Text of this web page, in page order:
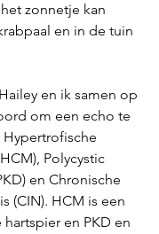
zonnetje kan
en in de tuin
en ik samen op
om een echo te
Hypertrofische
Polycystic
en Chronische
(CIN). HCM is een
en PKD en